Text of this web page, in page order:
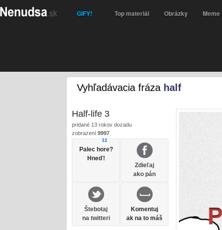
GIFY! Top materiál Obrázky Meme
Vyhľadávacia fráza half
Half-life 3
pridané 13 rokov dozadu
zobrazení 9997
32
Palec hore?
Hneď!
Zdieľaj
ako pán
Štebotaj
na twitteri
Komentuj
ak na to máš